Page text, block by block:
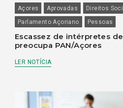
Açores Aprovadas Direitos
Parlamento Açoriano
Pessoas
Escassez de intérpretes
preocupa PAN/Açores
LER NOTÍCIA